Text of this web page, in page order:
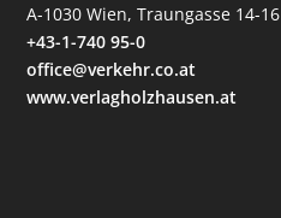
A-1030 Wien, Traungasse 14-16
+43-1-740 95-0
office@verkehr.co.at
www.verlagholzhausen.at